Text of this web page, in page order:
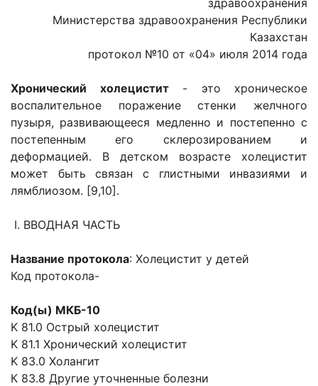
здравоохранения
Министерства здравоохранения Республики
Казахстан
протокол №10 от «04» июля 2014 года
Хронический холецистит- это хроническое
воспалительное поражение стенки желчного
пузыря, развивающееся медленно и постепенно с
постепенным его склерозированием и
деформацией. В детском возрасте холецистит
может быть связан с глистными инвазиями и
лямблиозом. [9,10].
I. ВВОДНАЯ ЧАСТЬ
Название протокола: Холецистит у детей
Код протокола-
Код(ы) МКБ-10
K 81.0 Острый холецистит
K 81.1 Хронический холецистит
K 83.0 Холангит
К 83.8 Другие уточненные болезни